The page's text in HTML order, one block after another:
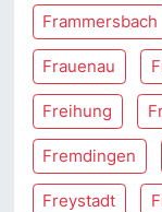
Frammersbach
Frauenau
Freihung
Fremdingen
Freystadt